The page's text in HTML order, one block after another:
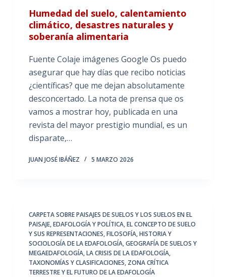
Humedad del suelo, calentamiento
climático, desastres naturales y
soberanía alimentaria
Fuente Colaje imágenes Google Os puedo
asegurar que hay días que recibo noticias
¿científicas? que me dejan absolutamente
desconcertado. La nota de prensa que os
vamos a mostrar hoy, publicada en una
revista del mayor prestigio mundial, es un
disparate,…
JUAN JOSÉ IBÁÑEZ 5 MARZO 2026
CARPETA SOBRE PAISAJES DE SUELOS Y LOS SUELOS EN EL
PAISAJE,EDAFOLOGÍA Y POLÍTICA,EL CONCEPTO DE SUELO
Y SUS REPRESENTACIONES,FILOSOFÍA, HISTORIA Y
SOCIOLOGÍA DE LA EDAFOLOGÍA,GEOGRAFÍA DE SUELOS Y
MEGAEDAFOLOGÍA,LA CRISIS DE LA EDAFOLOGÍA,
TAXONOMÍAS Y CLASIFICACIONES, ZONA CRÍTICA
TERRESTRE Y EL FUTURO DE LA EDAFOLOGÍA